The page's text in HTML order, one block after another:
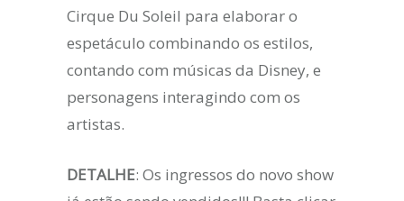
Cirque Du Soleil para elaborar o
espetáculo combinando os estilos,
contando com músicas da Disney, e
personagens interagindo com os
artistas.
DETALHE: Os ingressos do novo show